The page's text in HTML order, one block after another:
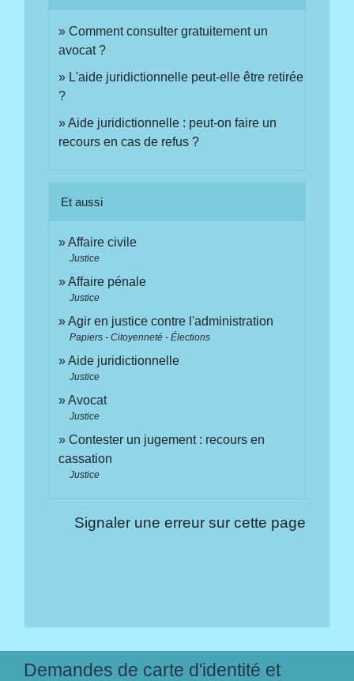
Comment consulter gratuitement un
avocat ?
L'aide juridictionnelle peut-elle être retirée
?
Aide juridictionnelle : peut-on faire un
recours en cas de refus ?
Et aussi
Affaire civile
Justice
Affaire pénale
Justice
Agir en justice contre l'administration
Papiers - Citoyenneté - Élections
Aide juridictionnelle
Justice
Avocat
Justice
Contester un jugement : recours en
cassation
Justice
Signaler une erreur sur cette page
Demandes de carte d'identité et